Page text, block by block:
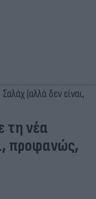
τη νέα
προφανώς,